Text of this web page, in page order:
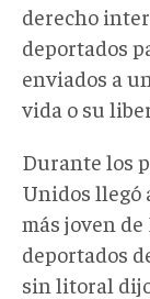
derecho
deportados
enviados a
vida o su
Durante los
Unidos llegó
más joven
deportados
sin litoral